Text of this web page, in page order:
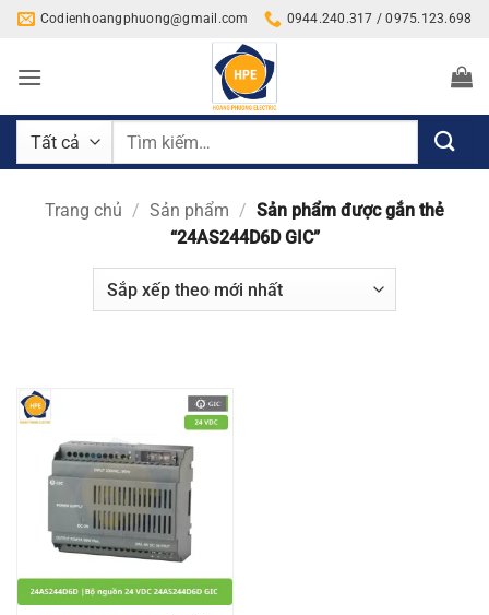
Bỏ
nội
Codienhoangphuong@gmail.com 0944.240.317 / 0975.123.698
Tìm
Trang chủ / Sản phẩm / Sản phẩm được gắn thẻ
“24AS244D6D GIC”